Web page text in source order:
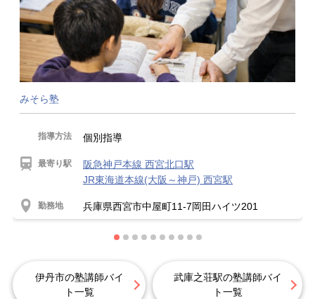
みそら塾
指導方法 個別指導
最寄り駅
阪急神戸本線 西宮北口駅
JR東海道本線(大阪～神戸) 西宮駅
勤務地 兵庫県西宮市中屋町11-7岡田ハイツ201
伊丹市の塾講師バイ
ト一覧
武庫之荘駅の塾講師バイ
ト一覧